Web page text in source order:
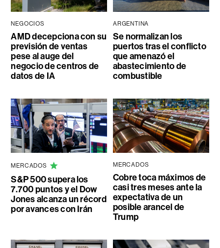
NEGOCIOS
AMD decepciona con su
previsión de ventas
pese al auge del
negocio de centros de
datos de IA
ARGENTINA
Se normalizan los
puertos tras el conflicto
que amenazó el
abastecimiento de
combustible
MERCADOS
S&P 500 supera los
7.700 puntos y el Dow
Jones alcanza un récord
por avances con Irán
MERCADOS
Cobre toca máximos de
casi tres meses ante la
expectativa de un
posible arancel de
Trump